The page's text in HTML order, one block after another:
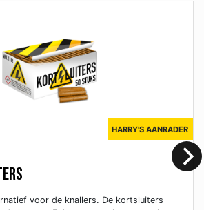
HARRY'S AANRADER
voor de knallers. De kortsluiters